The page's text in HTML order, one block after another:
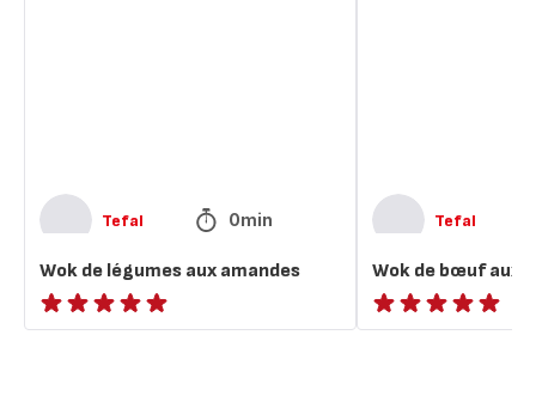
Tefal 0min
Wok de légumes aux amandes
ratings.NaN
Tefal
Wok de bœuf aux
ratings.NaN